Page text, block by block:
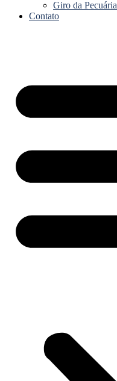
Giro da Pecuária
Contato